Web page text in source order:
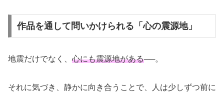
作品を通して問いかけられる「心の震源地」
地震だけでなく、 心にも震源地がある──。
それに気づき、静かに向き合うことで、人は少しずつ前に